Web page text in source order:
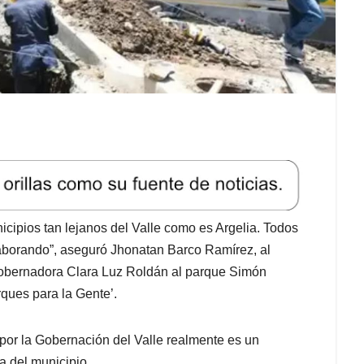
tan lejanos del Valle como es Argelia. Todos
aseguró Jhonatan Barco Ramírez, al
Clara Luz Roldán al parque Simón
para la Gente’.
la Gobernación del Valle realmente es un